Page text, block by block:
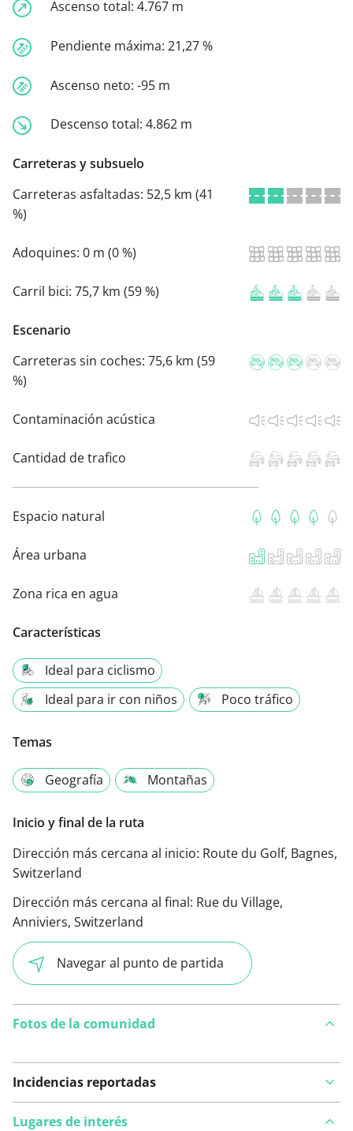
Ascenso total: 4.767 m
Pendiente máxima: 21,27 %
Ascenso neto: -95 m
Descenso total: 4.862 m
Carreteras y subsuelo
Carreteras asfaltadas: 52,5 km (41
%)
Adoquines: 0 m (0 %)
Carril bici: 75,7 km (59 %)
Escenario
Carreteras sin coches: 75,6 km (59
%)
Contaminación acústica
Cantidad de trafico
Espacio natural
Área urbana
Zona rica en agua
Características
Ideal para ciclismo
Ideal para ir con niños
Poco tráfico
Temas
Geografía Montañas
Inicio y final de la ruta
Dirección más cercana al inicio: Route du Golf, Bagnes,
Switzerland
Dirección más cercana al final: Rue du Village,
Anniviers, Switzerland
Navegar al punto de partida
Fotos de la comunidad
Incidencias reportadas
Lugares de interés